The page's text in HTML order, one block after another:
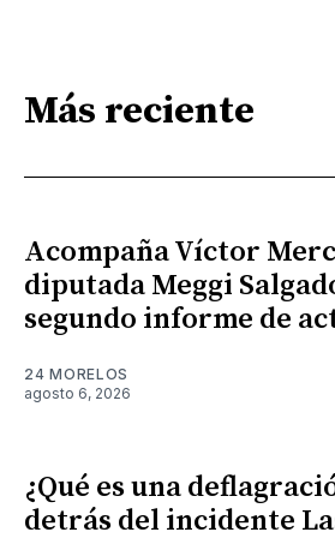
Más reciente
Acompaña Víctor
diputada Meggi
segundo informe de
24 MORELOS
agosto 6, 2026
¿Qué es una
detrás del incidente